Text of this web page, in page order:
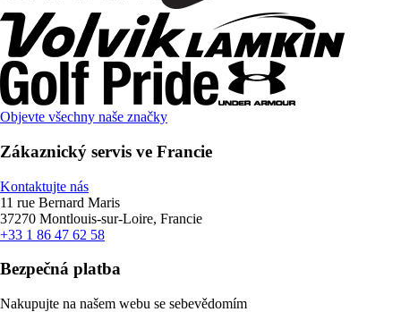
Objevte všechny naše značky
Zákaznický servis ve Francie
Kontaktujte nás
11 rue Bernard Maris
37270 Montlouis-sur-Loire, Francie
+33 1 86 47 62 58
Bezpečná platba
Nakupujte na našem webu se sebevědomím